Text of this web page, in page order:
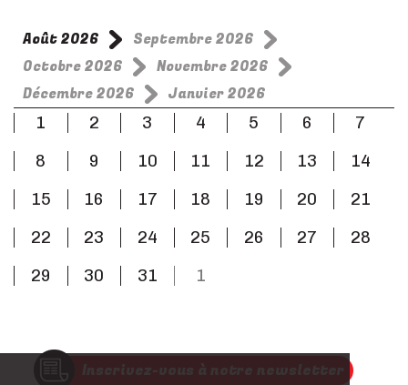
Août 2026
Septembre 2026
Octobre 2026
Novembre 2026
Décembre 2026
Janvier 2026
1
2 3 4 5 6
7
8
9 10 11 12 13
14
15
16 17 18 19 20
21
22
23 24 25 26 27
28
29
30 31 1